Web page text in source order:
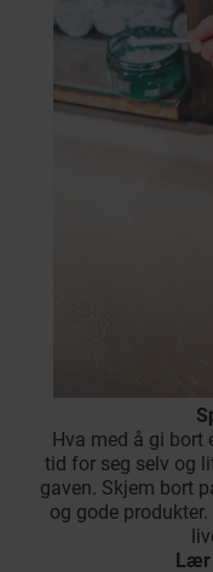
Hva med å gi bort
tid for seg selv og
gaven. Skjem bort
og gode
Lær